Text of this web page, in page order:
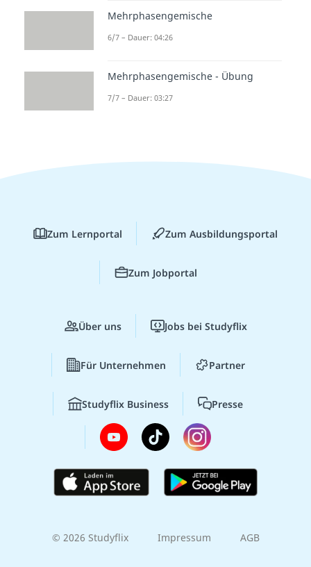
Mehrphasengemische
6/7 – Dauer: 04:26
Mehrphasengemische - Übung
7/7 – Dauer: 03:27
Zum Lernportal Zum Ausbildungsportal
Zum Jobportal
Über uns Jobs bei Studyflix
Für Unternehmen Partner
Studyflix Business Presse
© 2026 Studyflix Impressum AGB